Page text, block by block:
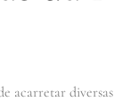
acarretar